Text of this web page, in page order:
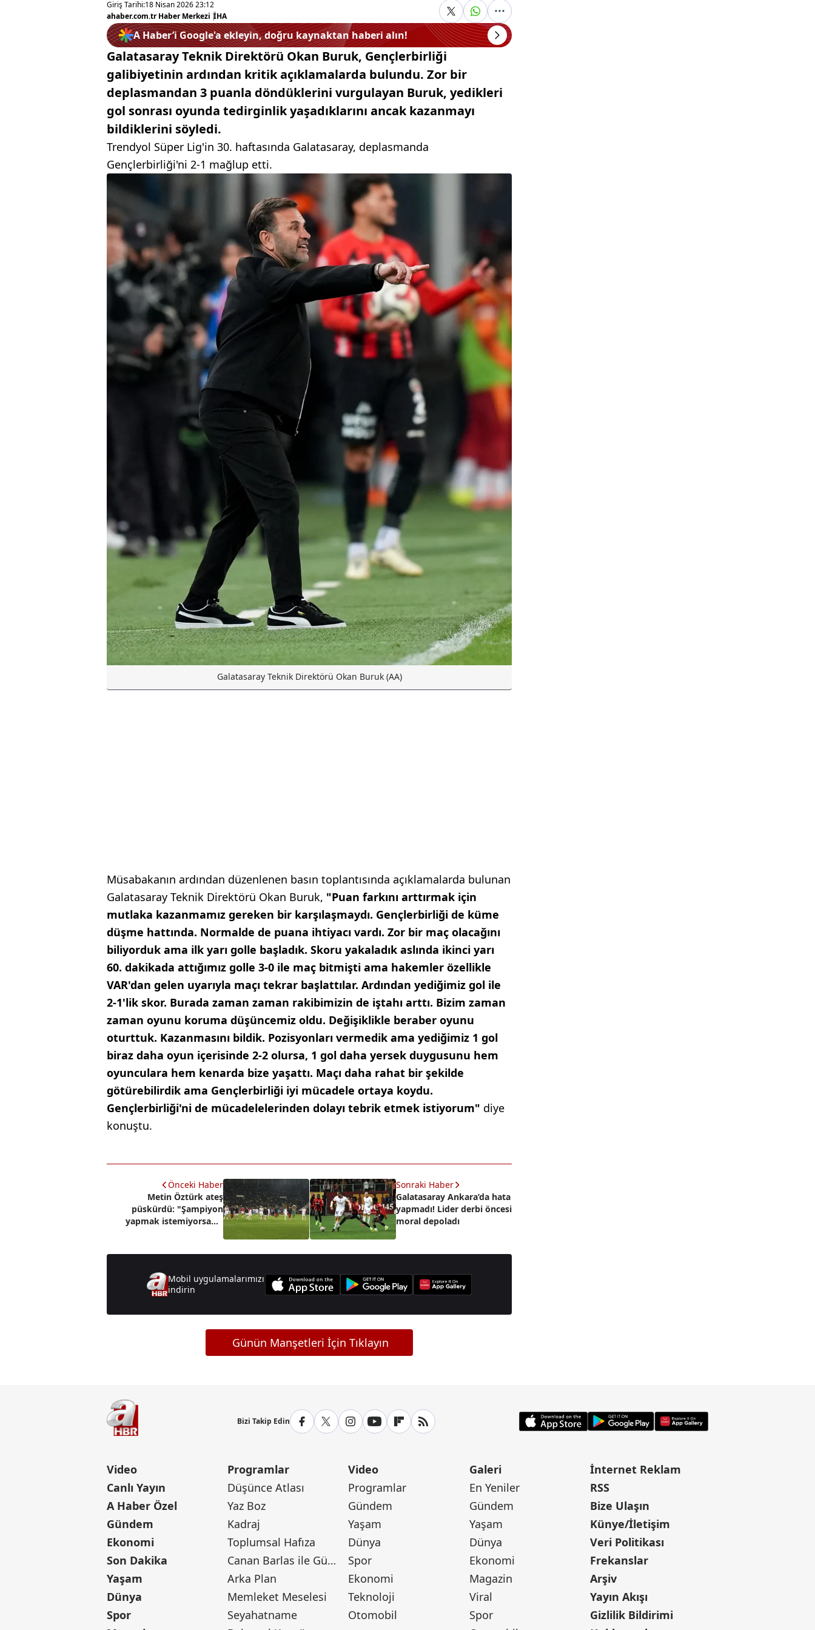
Giriş Tarihi:18 Nisan 2026 23:12
ahaber.com.tr Haber Merkezi |İHA
A Haber’i Google'a ekleyin, doğru kaynaktan haberi alın!
Galatasaray Teknik Direktörü Okan Buruk, Gençlerbirliği
galibiyetinin ardından kritik açıklamalarda bulundu. Zor bir
deplasmandan 3 puanla döndüklerini vurgulayan Buruk, yedikleri
gol sonrası oyunda tedirginlik yaşadıklarını ancak kazanmayı
bildiklerini söyledi.
Trendyol Süper Lig'in 30. haftasında Galatasaray, deplasmanda
Gençlerbirliği'ni 2-1 mağlup etti.
Galatasaray Teknik Direktörü Okan Buruk (AA)
Müsabakanın ardından düzenlenen basın toplantısında açıklamalarda bulunan
Galatasaray Teknik Direktörü Okan Buruk, "Puan farkını arttırmak için
mutlaka kazanmamız gereken bir karşılaşmaydı. Gençlerbirliği de küme
düşme hattında. Normalde de puana ihtiyacı vardı. Zor bir maç olacağını
biliyorduk ama ilk yarı golle başladık. Skoru yakaladık aslında ikinci yarı
60. dakikada attığımız golle 3-0 ile maç bitmişti ama hakemler özellikle
VAR'dan gelen uyarıyla maçı tekrar başlattılar. Ardından yediğimiz gol ile
2-1'lik skor. Burada zaman zaman rakibimizin de iştahı arttı. Bizim zaman
zaman oyunu koruma düşüncemiz oldu. Değişiklikle beraber oyunu
oturttuk. Kazanmasını bildik. Pozisyonları vermedik ama yediğimiz 1 gol
biraz daha oyun içerisinde 2-2 olursa, 1 gol daha yersek duygusunu hem
oyunculara hem kenarda bize yaşattı. Maçı daha rahat bir şekilde
götürebilirdik ama Gençlerbirliği iyi mücadele ortaya koydu.
Gençlerbirliği'ni de mücadelelerinden dolayı tebrik etmek istiyorum" diye
konuştu.
Önceki Haber
Metin Öztürk ateş
püskürdü: "Şampiyon
yapmak istemiyorsanız
Sonraki Haber
Galatasaray Ankara’da hata
yapmadı! Lider derbi öncesi
moral depoladı
Mobil uygulamalarımızı
indirin
Günün Manşetleri İçin Tıklayın
Bizi Takip Edin
Video
Canlı Yayın
A Haber Özel
Gündem
Ekonomi
Son Dakika
Yaşam
Dünya
Spor
Programlar
Düşünce Atlası
Yaz Boz
Kadraj
Toplumsal Hafıza
Canan Barlas ile Gündem
Arka Plan
Memleket Meselesi
Seyahatname
Video
Programlar
Gündem
Yaşam
Dünya
Spor
Ekonomi
Teknoloji
Otomobil
Galeri
En Yeniler
Gündem
Yaşam
Dünya
Ekonomi
Magazin
Viral
Spor
İnternet Reklam
RSS
Bize Ulaşın
Künye/İletişim
Veri Politikası
Frekanslar
Arşiv
Yayın Akışı
Gizlilik Bildirimi